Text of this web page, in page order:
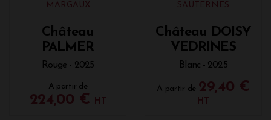
MARGAUX
Château
PALMER
Rouge - 2025
A partir de
224,00 € HT
SAUTERNES
Château DOISY
VEDRINES
Blanc - 2025
A partir de 29,40 €
HT